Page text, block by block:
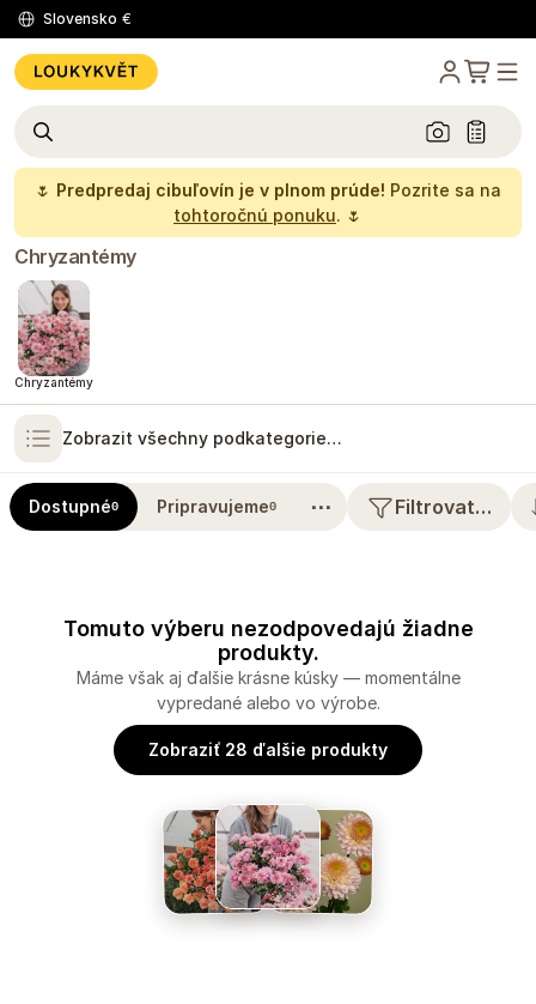
Slovensko €
🌷 Predpredaj cibuľovín je v plnom prúde! Pozrite sa na
tohtoročnú ponuku. 🌷
Chryzantémy
Chryzantémy
Zobrazit všechny podkategorie…
Dostupné0 Pripravujeme0 ⋯ Filtrovat…
Tomuto výberu nezodpovedajú žiadne
produkty.
Máme však aj ďalšie krásne kúsky — momentálne
vypredané alebo vo výrobe.
Zobraziť 28 ďalšie produkty